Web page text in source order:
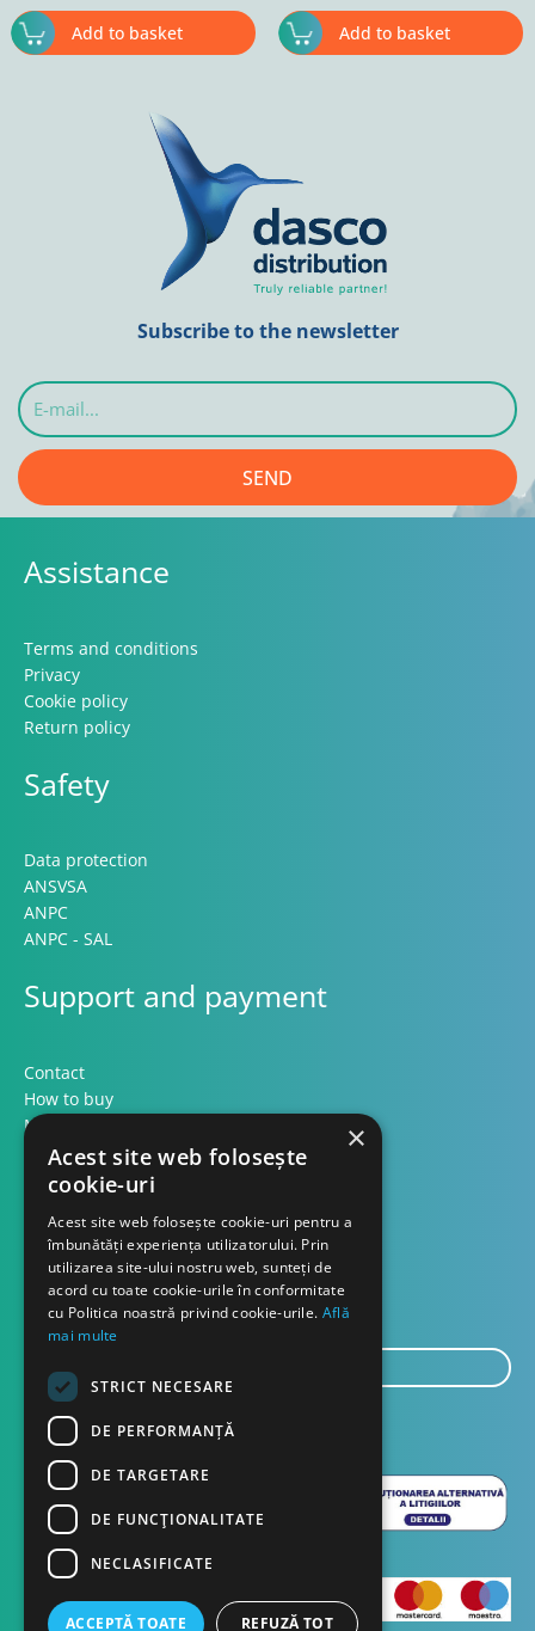
Add to basket Add to basket
Subscribe to the newsletter
E-
mail...
SEND
Assistance
Terms and conditions
Privacy
Cookie policy
Return policy
Safety
Data protection
ANSVSA
ANPC
ANPC - SAL
Support and payment
Contact
How to buy
Methods of payment
Formular retur
Contact
About us
Blog
mail...
SEND
×
Acest site web folosește
cookie-uri
Acest site web folosește cookie-uri pentru a
îmbunătăți experiența utilizatorului. Prin
utilizarea site-ului nostru web, sunteți de
acord cu toate cookie-urile în conformitate
cu Politica noastră privind cookie-urile. Află
mai multe
STRICT NECESARE
DE PERFORMANȚĂ
DE TARGETARE
DE FUNCŢIONALITATE
NECLASIFICATE
ACCEPTĂ TOATE REFUZĂ TOT